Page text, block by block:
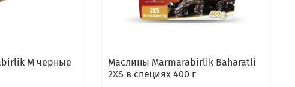
М черные
Маслины Marmarabirlik Baharatli
2XS в специях 400 г